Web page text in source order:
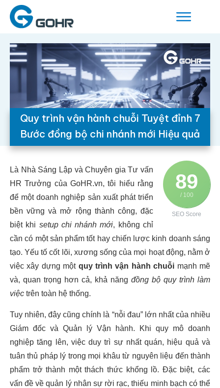
Quy trình vận hành chuỗi Tuyệt đỉnh 7
Bước đồng bộ chi nhánh mới Hiệu quả
89
/ 100
SEO Score
Là Nhà Sáng Lập và Chuyên gia Tư vấn
HR Trưởng của GoHR.vn, tôi hiểu rằng
để một doanh nghiệp sản xuất phát triển
bền vững và mở rộng thành công, đặc
biệt khi setup chi nhánh mới, không chỉ
cần có một sản phẩm tốt hay chiến lược kinh doanh sáng
tạo. Yếu tố cốt lõi, xương sống của mọi hoạt động, nằm ở
việc xây dựng một quy trình vận hành chuỗi mạnh mẽ
và, quan trọng hơn cả, khả năng đồng bộ quy trình làm
việc trên toàn hệ thống.
Tuy nhiên, đây cũng chính là “nỗi đau” lớn nhất của nhiều
Giám đốc và Quản lý Vận hành. Khi quy mô doanh
nghiệp tăng lên, việc duy trì sự nhất quán, hiệu quả và
tuân thủ pháp lý trong mọi khâu từ nguyên liệu đến thành
phẩm trở thành một thách thức khổng lồ. Đặc biệt, các
vấn đề về quản lý nhân sự rời rạc, thiếu minh bạch có thể